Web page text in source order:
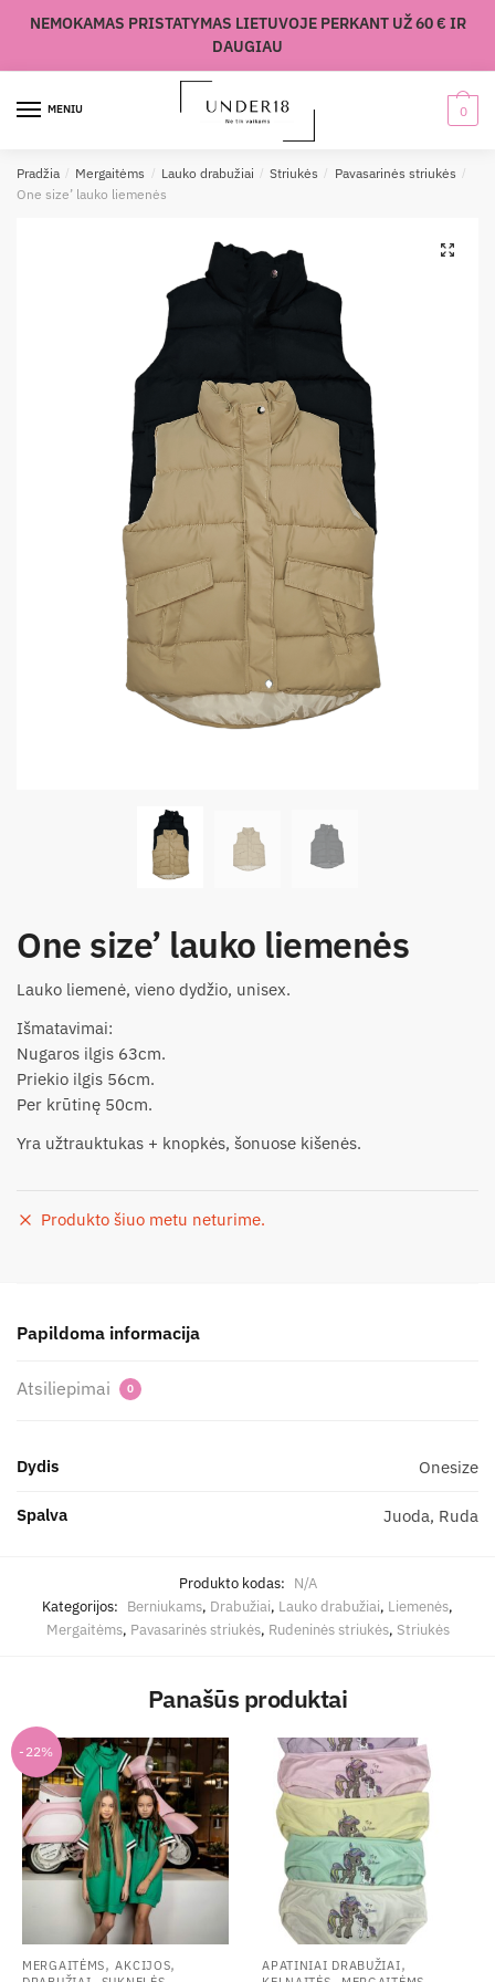
NEMOKAMAS PRISTATYMAS LIETUVOJE PERKANT UŽ 60 € IR
DAUGIAU
MENIU 0
Pradžia / Mergaitėms / Lauko drabužiai / Striukės / Pavasarinės striukės /
One size’ lauko liemenės
🔍
One size’ lauko liemenės
Lauko liemenė, vieno dydžio, unisex.
Išmatavimai:
Nugaros ilgis 63cm.
Priekio ilgis 56cm.
Per krūtinę 50cm.
Yra užtrauktukas + knopkės, šonuose kišenės.
Produkto šiuo metu neturime.
Papildoma informacija
Atsiliepimai 0
Dydis Onesize
Spalva Juoda, Ruda
Produkto kodas: N/A
Kategorijos: Berniukams, Drabužiai, Lauko drabužiai, Liemenės,
Mergaitėms, Pavasarinės striukės, Rudeninės striukės, Striukės
Panašūs produktai
-22%
MERGAITĖMS,AKCIJOS, APATINIAI DRABUŽIAI,